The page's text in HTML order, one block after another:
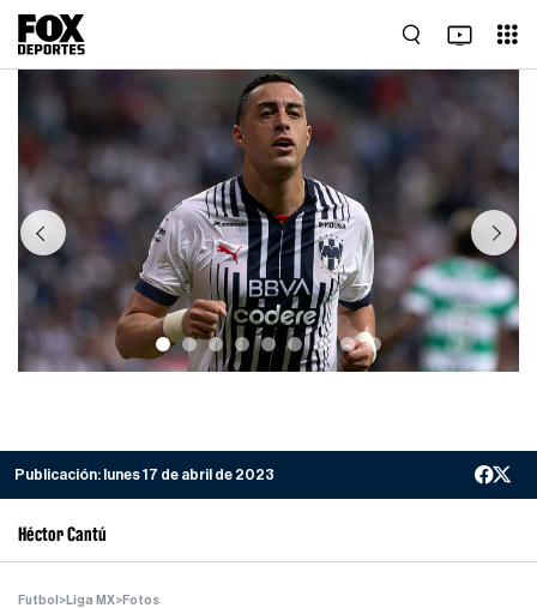
Previous Next
Publicación: lunes 17 de abril de 2023
Héctor Cantú
Futbol >Liga MX>Fotos